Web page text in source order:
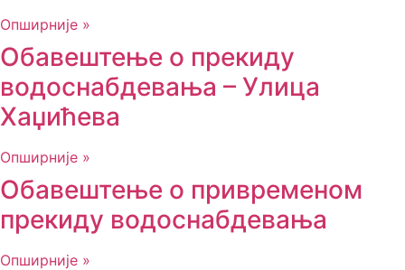
Опширније »
Обавештење о прекиду
водоснабдевања – Улица
Хаџићева
Опширније »
Обавештење о привременом
прекиду водоснабдевања
Опширније »